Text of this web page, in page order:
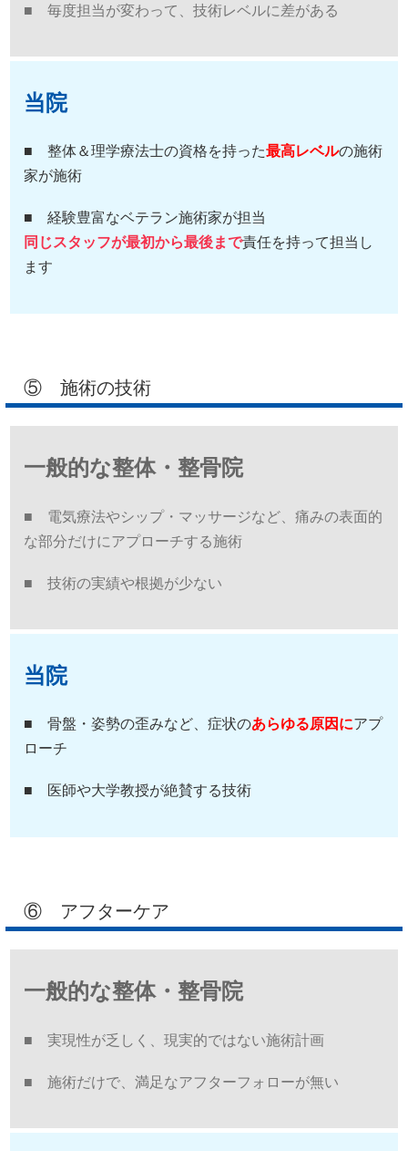
■ 毎度担当が変わって、技術レベルに差がある
当院
■ 整体＆理学療法士の資格を持った最高レベルの施術
家が施術
■ 経験豊富なベテラン施術家が担当
同じスタッフが最初から最後まで責任を持って担当し
ます
⑤ 施術の技術
一般的な整体・整骨院
■ 電気療法やシップ・マッサージなど、痛みの表面的
な部分だけにアプローチする施術
■ 技術の実績や根拠が少ない
当院
■ 骨盤・姿勢の歪みなど、症状のあらゆる原因にアプ
ローチ
■ 医師や大学教授が絶賛する技術
⑥ アフターケア
一般的な整体・整骨院
■ 実現性が乏しく、現実的ではない施術計画
■ 施術だけで、満足なアフターフォローが無い